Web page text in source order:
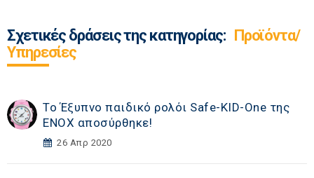
Σχετικές δράσεις της κατηγορίας: Προϊόντα/
Υπηρεσίες
Το Έξυπνο παιδικό ρολόι Safe-KID-One της
ENOX αποσύρθηκε!
26 Απρ 2020